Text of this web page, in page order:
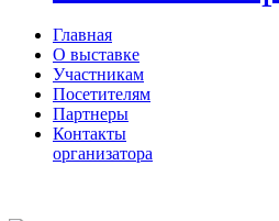
Главная
О выставке
Участникам
Посетителям
Партнеры
Контакты
организатора